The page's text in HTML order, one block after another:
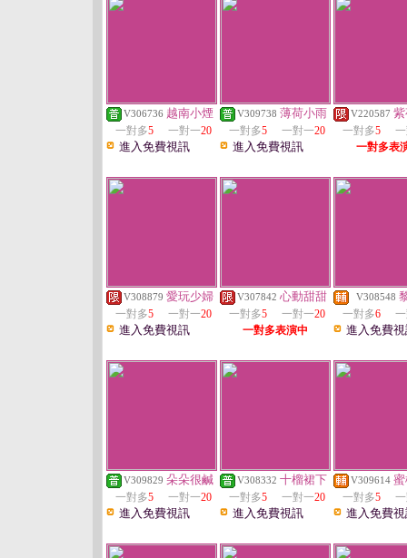
V306736 越南小煙
一對多5 一對一20
進入免費視訊
V309738 薄荷小雨
一對多5 一對一20
進入免費視訊
V220587
一對多5
一對多表
V308879 愛玩少婦
一對多5 一對一20
進入免費視訊
V307842 心動甜甜
一對多5 一對一20
一對多表演中
V308548
一對多6
進入免費
V309829 朵朵很鹹
一對多5 一對一20
進入免費視訊
V308332 十榴裙下
一對多5 一對一20
進入免費視訊
V309614
一對多5
進入免費